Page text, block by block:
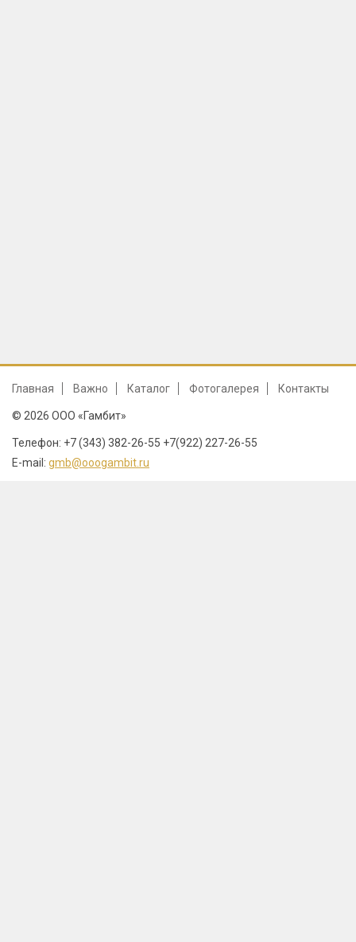
Главная Важно Каталог Фотогалерея Контакты
© 2026 ООО «Гамбит»
Телефон: +7 (343) 382-26-55 +7(922) 227-26-55
E-mail: gmb@ooogambit.ru